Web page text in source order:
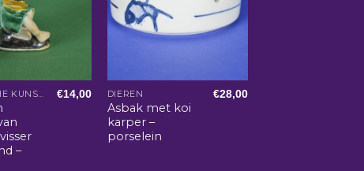
–
€14,00 DIEREN
Asbak met koi
karper –
porselein
€28,00